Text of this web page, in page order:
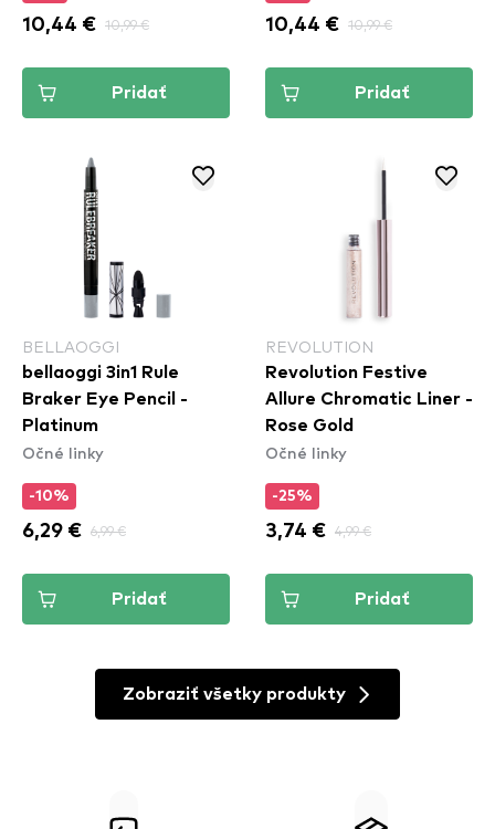
10,44 € 10,99 €
Pridať
10,44 € 10,99 €
Pridať
BELLAOGGI
bellaoggi 3in1 Rule
Braker Eye Pencil -
Platinum
Očné linky
-10%
6,29 € 6,99 €
Pridať
REVOLUTION
Revolution Festive
Allure Chromatic Liner -
Rose Gold
Očné linky
-25%
3,74 € 4,99 €
Pridať
Zobraziť všetky produkty